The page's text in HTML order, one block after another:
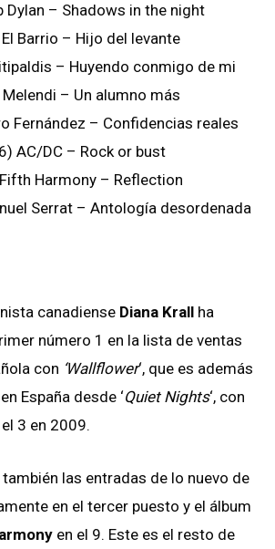
Dylan – Shadows in the night
Barrio – Hijo del levante
– Huyendo conmigo de mi
– Un alumno más
Fernández – Confidencias reales
AC/DC – Rock or bust
Harmony – Reflection
Serrat – Antología desordenada
canadiense Diana Krall ha
número 1 en la lista de ventas
con ‘Wallflower‘, que es además
España desde ‘Quiet Nights‘, con
3 en 2009.
también las entradas de lo nuevo de
en el tercer puesto y el álbum
en el 9. Este es el resto de